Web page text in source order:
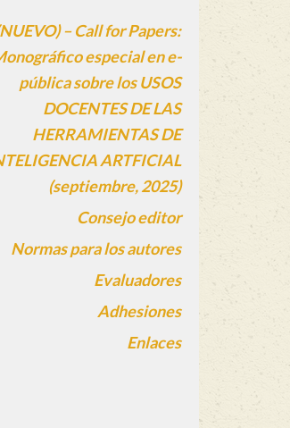
– Call for Papers:
especial en e-
pública sobre los USOS
DOCENTES DE LAS
HERRAMIENTAS DE
ARTFICIAL
(septiembre, 2025)
Consejo editor
Normas para los autores
Evaluadores
Adhesiones
Enlaces